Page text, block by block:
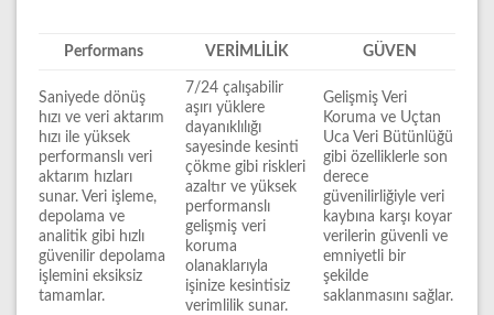
Performans VERİMLİLİK GÜVEN
Saniyede dönüş
hızı ve veri aktarım
hızı ile yüksek
performanslı veri
aktarım hızları
sunar. Veri işleme,
depolama ve
analitik gibi hızlı
güvenilir depolama
işlemini eksiksiz
tamamlar.
7/24 çalışabilir
aşırı yüklere
dayanıklılığı
sayesinde kesinti
çökme gibi riskleri
azaltır ve yüksek
performanslı
gelişmiş veri
koruma
olanaklarıyla
işinize kesintisiz
verimlilik sunar.
Gelişmiş Veri
Koruma ve Uçtan
Uca Veri Bütünlüğü
gibi özelliklerle son
derece
güvenilirliğiyle veri
kaybına karşı koyar
verilerin güvenli ve
emniyetli bir
şekilde
saklanmasını sağlar.